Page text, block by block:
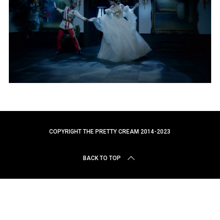
COPYRIGHT THE PRETTY CREAM 2014-2023
BACK TO TOP
r
c
h